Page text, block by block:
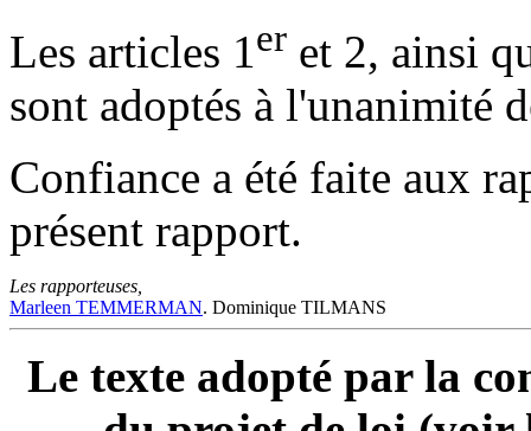
Les articles 1er et 2, ainsi
sont adoptés à l'unanimité
Confiance a été faite aux
présent rapport.
Les rapporteuses,
Marleen TEMMERMAN. Dominique TILMANS
Le texte adopté par la